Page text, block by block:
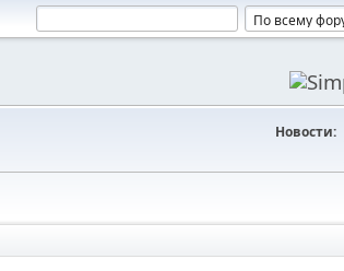
Новости: